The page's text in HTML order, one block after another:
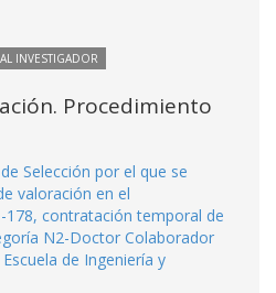
INVESTIGADOR
Procedimiento
Selección por el que se
valoración en el
contratación temporal de
N2-Doctor Colaborador
de Ingeniería y